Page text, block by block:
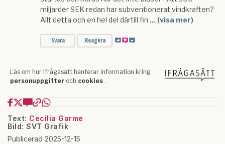
Text: Cecilia Garme
Bild: SVT Grafik
Publicerad 2025-12-15